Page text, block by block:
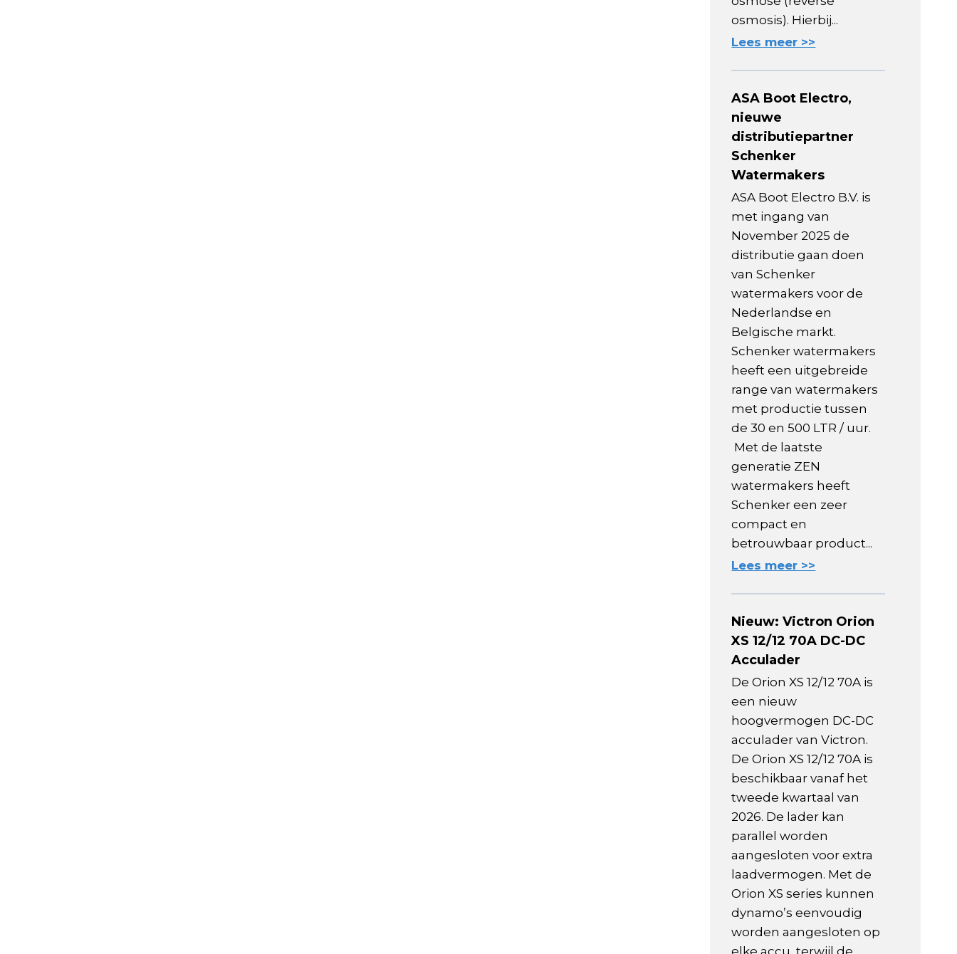
osmosis). Hierbij...
Lees meer >>
ASA Boot Electro,
nieuwe
distributiepartner
Schenker
Watermakers
ASA Boot Electro B.V. is
met ingang van
November 2025 de
distributie gaan doen
van Schenker
watermakers voor de
Nederlandse en
Belgische markt.
Schenker watermakers
heeft een uitgebreide
range van watermakers
met productie tussen
de 30 en 500 LTR / uur.
Met de laatste
generatie ZEN
watermakers heeft
Schenker een zeer
compact en
betrouwbaar product...
Lees meer >>
Nieuw: Victron Orion
XS 12/12 70A DC-DC
Acculader
De Orion XS 12/12 70A is
een nieuw
hoogvermogen DC-DC
acculader van Victron.
De Orion XS 12/12 70A is
beschikbaar vanaf het
tweede kwartaal van
2026. De lader kan
parallel worden
aangesloten voor extra
laadvermogen. Met de
Orion XS series kunnen
dynamo’s eenvoudig
worden aangesloten op